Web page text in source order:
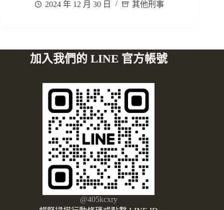
2024 年 12 月 30 日 其他刑事
加入我們的 LINE 官方帳號
@405kcxry